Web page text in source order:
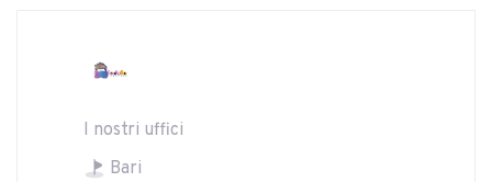
I nostri uffici
Bari